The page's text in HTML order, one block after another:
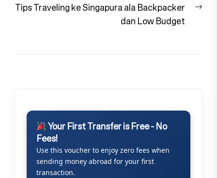
Tips Traveling ke Singapura ala Backpacker
dan Low Budget
Your First Transfer is Free - No
Fees!
Use this voucher to enjoy zero fees when
sending money abroad for your first
transaction.